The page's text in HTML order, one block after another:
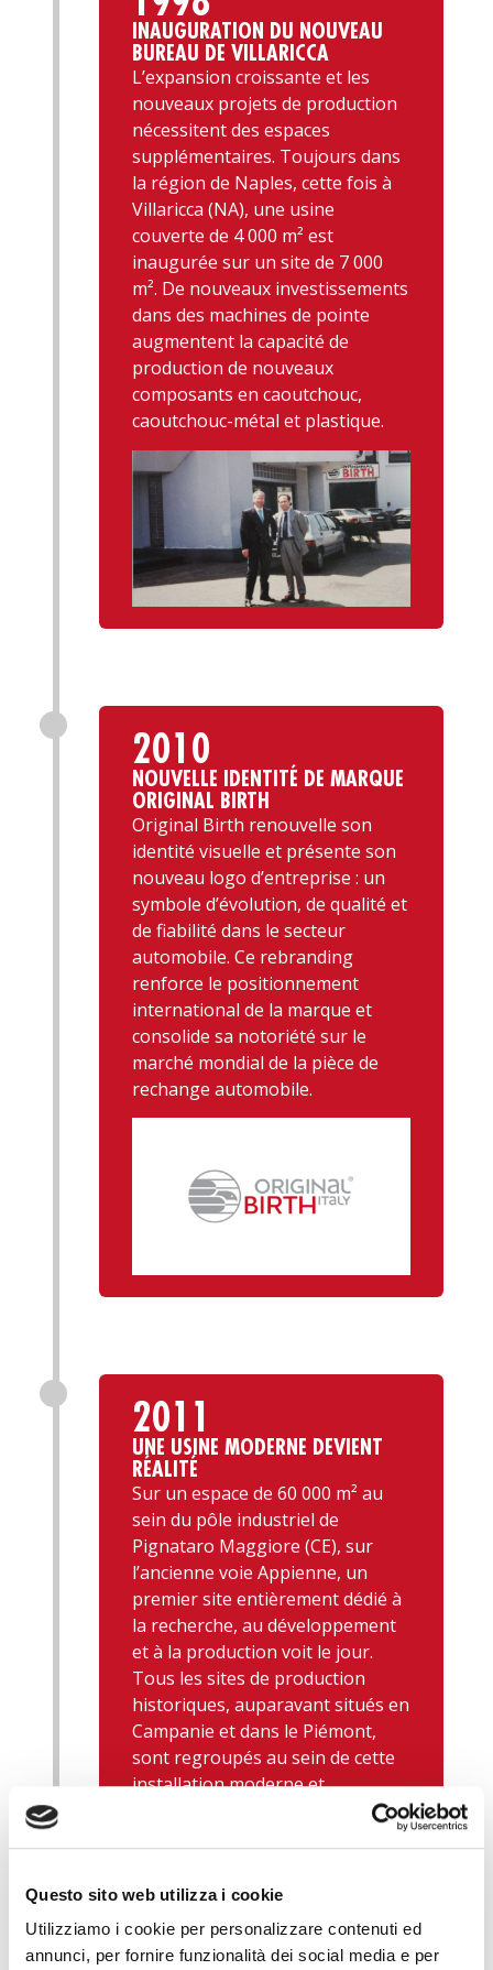
Questo sito web utilizza i cookie
Utilizziamo i cookie per personalizzare contenuti ed
annunci, per fornire funzionalità dei social media e per
INAUGURATION DU NOUVEAU
BUREAU DE VILLARICCA
L’expansion croissante et les
nouveaux projets de production
nécessitent des espaces
supplémentaires. Toujours dans
la région de Naples, cette fois à
Villaricca (NA), une usine
couverte de 4 000 m² est
inaugurée sur un site de 7 000
m². De nouveaux investissements
dans des machines de pointe
augmentent la capacité de
production de nouveaux
composants en caoutchouc,
caoutchouc-métal et plastique.
2010
NOUVELLE IDENTITÉ DE MARQUE
ORIGINAL BIRTH
Original Birth renouvelle son
identité visuelle et présente son
nouveau logo d’entreprise : un
symbole d’évolution, de qualité et
de fiabilité dans le secteur
automobile. Ce rebranding
renforce le positionnement
international de la marque et
consolide sa notoriété sur le
marché mondial de la pièce de
rechange automobile.
2011
UNE USINE MODERNE DEVIENT
RÉALITÉ
Sur un espace de 60 000 m² au
sein du pôle industriel de
Pignataro Maggiore (CE), sur
l’ancienne voie Appienne, un
premier site entièrement dédié à
la recherche, au développement
et à la production voit le jour.
Tous les sites de production
historiques, auparavant situés en
Campanie et dans le Piémont,
sont regroupés au sein de cette
installation moderne et